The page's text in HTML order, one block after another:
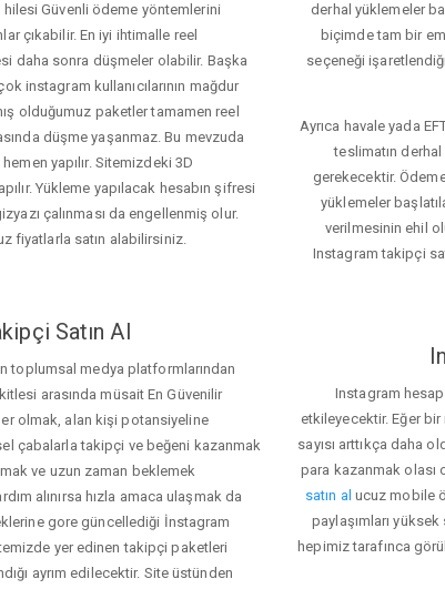
hilesi Güvenli ödeme yöntemlerini
çıkabilir. En iyi ihtimalle reel
daha sonra düşmeler olabilir. Başka
instagram kullanıcılarının mağdur
olduğumuz paketler tamamen reel
düşme yaşanmaz. Bu mevzuda
yapılır. Sitemizdeki 3D
Yükleme yapılacak hesabın şifresi
çalınması da engellenmiş olur.
fiyatlarla satın alabilirsiniz.
derhal yüklemeler
biçimde tam bir
seçeneği
Ayrıca havale yada
teslimatın derhal
gerekecektir.
yüklemeler
verilmesinin ehil
Instagram takipçi
Satın Al
toplumsal medya platformlarından
arasında müsait En Güvenilir
olmak, alan kişi potansiyeline
çabalarla takipçi ve beğeni kazanmak
ve uzun zaman beklemek
alınırsa hızla amaca ulaşmak da
gore güncellediği İnstagram
yer edinen takipçi paketleri
ayrım edilecektir. Site üstünden
Instagram
etkileyecektir. Eğer
sayısı arttıkça daha
para kazanmak olası
satın al ucuz mobile
paylaşımları
hepimiz tarafınca